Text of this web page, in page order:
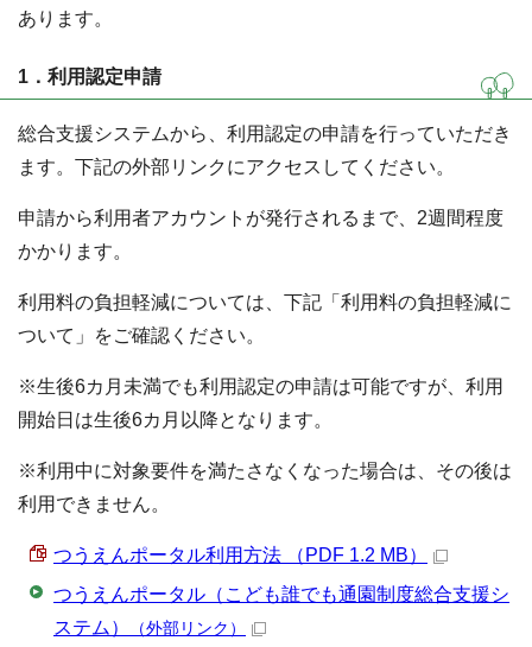
あります。
1．利用認定申請
総合支援システムから、利用認定の申請を行っていただき
ます。下記の外部リンクにアクセスしてください。
申請から利用者アカウントが発行されるまで、2週間程度
かかります。
利用料の負担軽減については、下記「利用料の負担軽減に
ついて」をご確認ください。
※生後6カ月未満でも利用認定の申請は可能ですが、利用
開始日は生後6カ月以降となります。
※利用中に対象要件を満たさなくなった場合は、その後は
利用できません。
つうえんポータル利用方法 （PDF 1.2 MB）
つうえんポータル（こども誰でも通園制度総合支援シ
ステム）
（外部リンク）